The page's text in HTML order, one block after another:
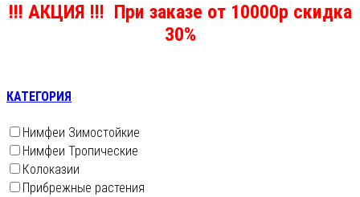
!!! АКЦИЯ !!! При заказе от 10000р скидка
30%
КАТЕГОРИЯ
Нимфеи Зимостойкие
Нимфеи Тропические
Колоказии
Прибрежные растения